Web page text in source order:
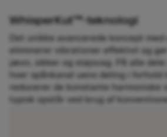
WhisperKut™-teknologi
Det unikke avancerede koncept
eliminerer vibrationer effektivt og
jævn, sikker og støjsvag. På alle
hver spånkanal uens deling i forhold
reducerer de konstante harmoniske
typisk opstår ved brug af